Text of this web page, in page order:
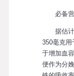
必备营
据估计
350毫克用
于增加血
便作为分